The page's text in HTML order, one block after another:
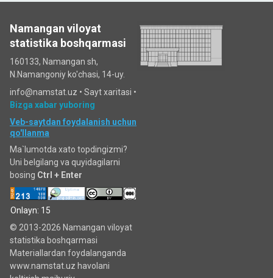
Namangan viloyat
statistika boshqarmasi
160133, Namangan sh,
N.Namangoniy ko'chasi, 14-uy.
info@namstat.uz • Sayt xaritasi •
Bizga xabar yuboring
Veb-saytdan foydalanish uchun
qo'llanma
Ma`lumotda xato topdingizmi?
Uni belgilang va quyidagilarni
bosing Ctrl + Enter
Onlayn: 15
© 2013-2026 Namangan viloyat
statistika boshqarmasi
Materiallardan foydalanganda
www.namstat.uz havolani